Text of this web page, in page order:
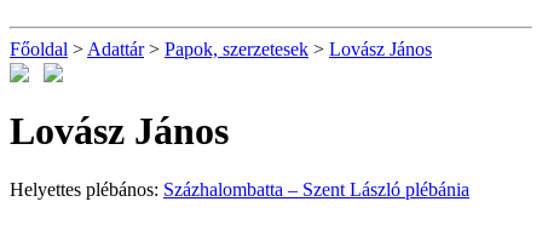
Főoldal > Adattár> Papok, szerzetesek > Lovász János
Lovász János
Helyettes plébános: Százhalombatta – Szent László plébánia